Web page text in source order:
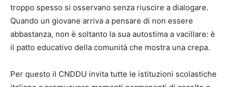
troppo spesso si osservano senza riuscire a dialogare.
Quando un giovane arriva a pensare di non essere
abbastanza, non è soltanto la sua autostima a vacillare: è
il patto educativo della comunità che mostra una crepa.
Per questo il CNDDU invita tutte le istituzioni scolastiche